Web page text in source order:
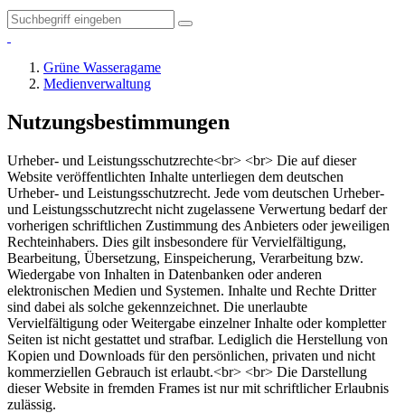
Grüne Wasseragame
Medienverwaltung
Nutzungsbestimmungen
Urheber- und Leistungsschutzrechte<br> <br> Die auf dieser
Website veröffentlichten Inhalte unterliegen dem deutschen
Urheber- und Leistungsschutzrecht. Jede vom deutschen Urheber-
und Leistungsschutzrecht nicht zugelassene Verwertung bedarf der
vorherigen schriftlichen Zustimmung des Anbieters oder jeweiligen
Rechteinhabers. Dies gilt insbesondere für Vervielfältigung,
Bearbeitung, Übersetzung, Einspeicherung, Verarbeitung bzw.
Wiedergabe von Inhalten in Datenbanken oder anderen
elektronischen Medien und Systemen. Inhalte und Rechte Dritter
sind dabei als solche gekennzeichnet. Die unerlaubte
Vervielfältigung oder Weitergabe einzelner Inhalte oder kompletter
Seiten ist nicht gestattet und strafbar. Lediglich die Herstellung von
Kopien und Downloads für den persönlichen, privaten und nicht
kommerziellen Gebrauch ist erlaubt.<br> <br> Die Darstellung
dieser Website in fremden Frames ist nur mit schriftlicher Erlaubnis
zulässig.